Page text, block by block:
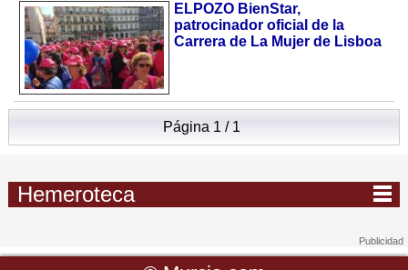
ELPOZO BienStar,
patrocinador oficial de la
Carrera de La Mujer de Lisboa
Página 1 / 1
Hemeroteca